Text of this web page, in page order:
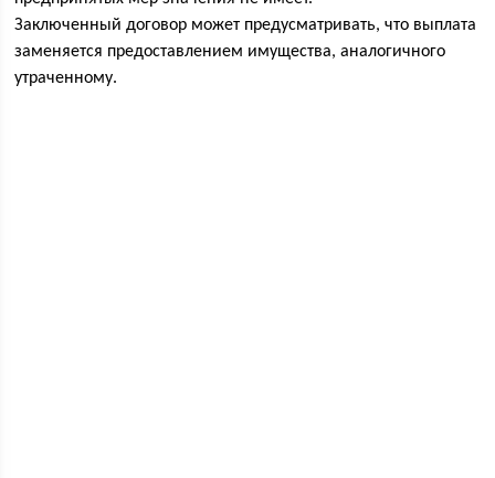
Заключенный договор может предусматривать, что выплата
заменяется предоставлением имущества, аналогичного
утраченному.